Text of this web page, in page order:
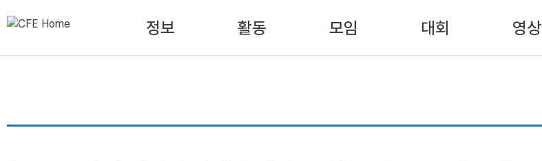
정보 활동 모임 대회 영상